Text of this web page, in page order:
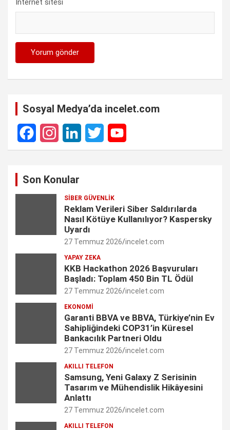
İnternet sitesi
Sosyal Medya’da incelet.com
F
I
L
k
e
d
n
T
t
t
e
r
Y
T
u
b
C
a
n
n
e
l
Son Konular
SIBER GÜVENLIK
Reklam Verileri Siber Saldırılarda
Nasıl Kötüye Kullanılıyor? Kaspersky
Uyardı
27 Temmuz 2026 incelet.com
YAPAY ZEKA
KKB Hackathon 2026 Başvuruları
Başladı: Toplam 450 Bin TL Ödül
27 Temmuz 2026 incelet.com
EKONOMI
Garanti BBVA ve BBVA, Türkiye’nin Ev
Sahipliğindeki COP31’in Küresel
Bankacılık Partneri Oldu
27 Temmuz 2026 incelet.com
AKILLI TELEFON
Samsung, Yeni Galaxy Z Serisinin
Tasarım ve Mühendislik Hikâyesini
Anlattı
27 Temmuz 2026 incelet.com
AKILLI TELEFON